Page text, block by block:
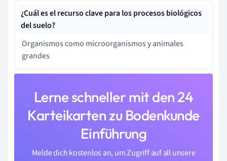
¿Cuál es el recurso clave para los procesos biológicos
del suelo?
Organismos como microorganismos y animales
grandes
Lerne schneller mit den 24
Karteikarten zu Bodenkunde
Einführung
Melde dich kostenlos an, um Zugriff auf all unsere